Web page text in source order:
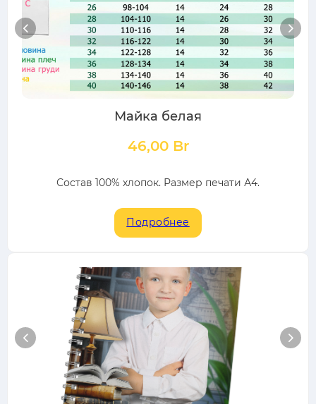
Майка белая
46,00 Br
Состав 100% хлопок. Размер печати А4.
Подробнее